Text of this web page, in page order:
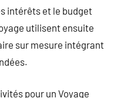
intérêts et le budget
utilisent ensuite
sur mesure intégrant
pour un Voyage